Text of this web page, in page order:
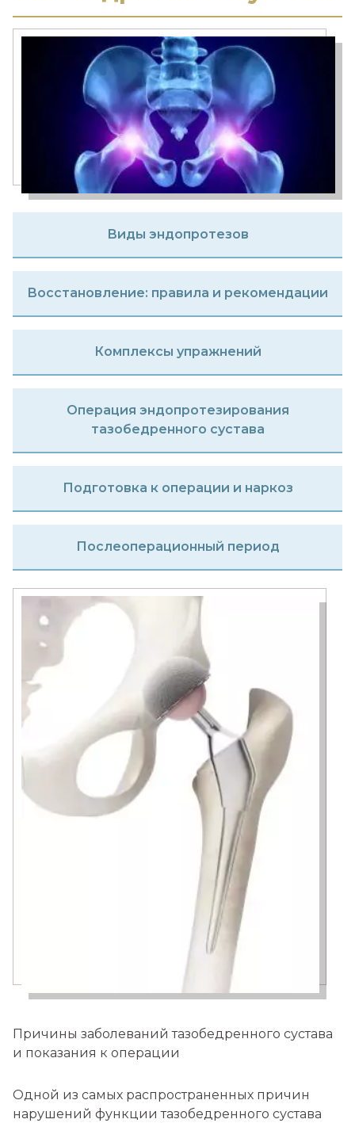
Эндопротезирование коленного
сустава
Эндопротезирование
тазобедренного сустава
Виды эндопротезов
Восстановление: правила и рекомендации
Комплексы упражнений
Операция эндопротезирования
тазобедренного сустава
Подготовка к операции и наркоз
Послеоперационный период
Причины заболеваний тазобедренного сустава
и показания к операции
Одной из самых распространенных причин
нарушений функции тазобедренного сустава